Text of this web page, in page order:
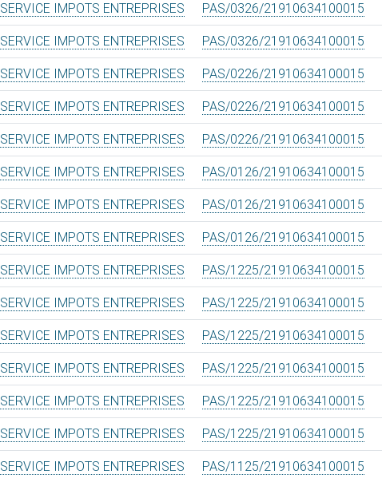
SERVICE IMPOTS ENTREPRISES PAS/0326/21910634100015
SERVICE IMPOTS ENTREPRISES PAS/0326/21910634100015
SERVICE IMPOTS ENTREPRISES PAS/0226/21910634100015
SERVICE IMPOTS ENTREPRISES PAS/0226/21910634100015
SERVICE IMPOTS ENTREPRISES PAS/0226/21910634100015
SERVICE IMPOTS ENTREPRISES PAS/0126/21910634100015
SERVICE IMPOTS ENTREPRISES PAS/0126/21910634100015
SERVICE IMPOTS ENTREPRISES PAS/0126/21910634100015
SERVICE IMPOTS ENTREPRISES PAS/1225/21910634100015
SERVICE IMPOTS ENTREPRISES PAS/1225/21910634100015
SERVICE IMPOTS ENTREPRISES PAS/1225/21910634100015
SERVICE IMPOTS ENTREPRISES PAS/1225/21910634100015
SERVICE IMPOTS ENTREPRISES PAS/1225/21910634100015
SERVICE IMPOTS ENTREPRISES PAS/1225/21910634100015
SERVICE IMPOTS ENTREPRISES PAS/1125/21910634100015